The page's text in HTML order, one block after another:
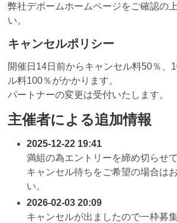
弊社デポームホームページをご確認の
い。
キャンセルポリシー
開催日14日前からキャンセル料50％、
ル料100％がかかります。
パートナーの変更は受付いたします。
主催者による追加情報
2025-12-22 19:41
満組の為エントリーを締め切らせ
キャンセル待ちをご希望の場合は
い。
2026-02-03 20:09
キャンセルが出ましたので一枠募集